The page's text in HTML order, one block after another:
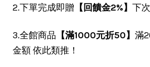
2.下單完成即贈 【回饋金2%】 下
3.全館商品 【滿1000元折50】 滿
金額 依此類推！